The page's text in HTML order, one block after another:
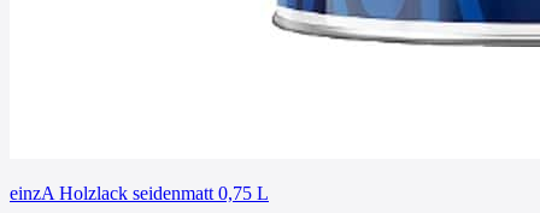
einzA Holzlack seidenmatt 0,75 L